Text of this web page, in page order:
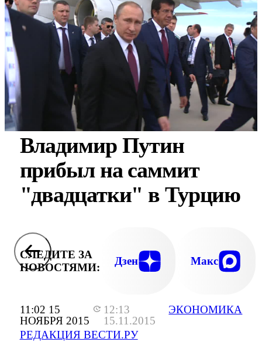
11:02 15
НОЯБРЯ 2015
12:13
15.11.2015
РЕДАКЦИЯ ВЕСТИ.РУ
ЭКОНОМИКА
Владимир Путин
прибыл на саммит
"двадцатки" в Турцию
СЛЕДИТЕ ЗА
НОВОСТЯМИ:
Дзен Макс